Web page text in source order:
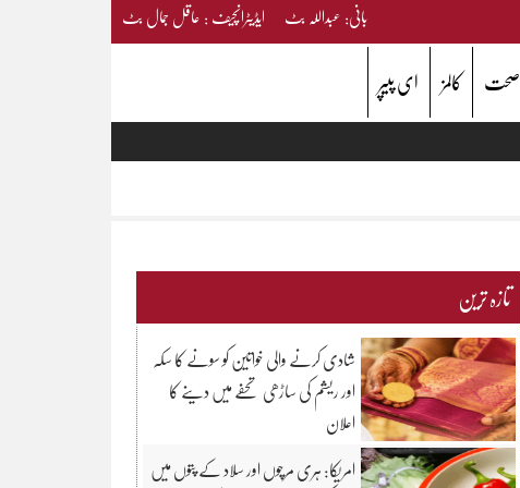
بانی: عبداللہ بٹ ایڈیٹرانچیف : عاقل جمال بٹ
صحت کالمز ای پیپر
تازہ ترین
شادی کرنے والی خواتین کو سونے کا سکہ
اور ریشم کی ساڑھی تحفے میں دینے کا
اعلان
امریکا: ہری مرچوں اور سلاد کے پتوں میں